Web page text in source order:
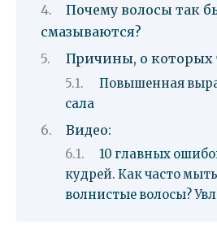
Почему волосы так
смазываются?
Причины, о которых
Повышенная
сала
Видео:
10 главных
кудрей. Как часто
волнистые волосы?